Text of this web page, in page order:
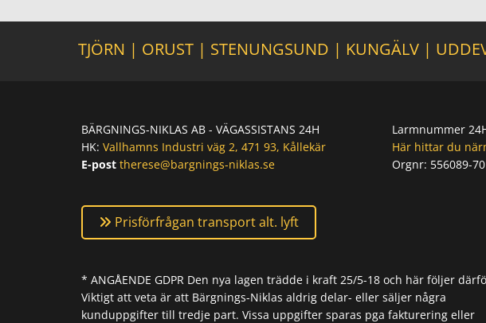
TJÖRN | ORUST | STENUNGSUND | KUNGÄLV |
BÄRGNINGS-NIKLAS AB - VÄGASSISTANS 24H
HK: Vallhamns Industri väg 2, 471 93, Kållekär
E-post therese@bargnings-niklas.se
Prisförfrågan transport alt. lyft
Larmnummer
Här hittar du
Orgnr: 556089-
* ANGÅENDE GDPR Den nya lagen trädde i kraft 25/5-18 och här följer
Viktigt att veta är att Bärgnings-Niklas aldrig delar- eller säljer några
kunduppgifter till tredje part. Vissa uppgifter sparas pga fakturering eller